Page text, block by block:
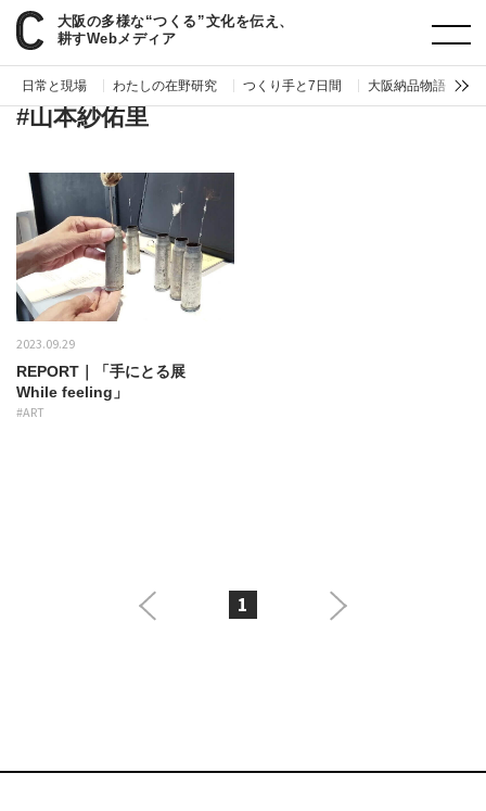
大阪の多様な“つくる”文化を伝え、
耕すWebメディア
日常と現場 わたしの在野研究 つくり手と7日間 大阪納品物語
paperC タグ 山本紗佑里
#山本紗佑里
2023.09.29
REPORT｜「手にとる展
While feeling」
#ART
1